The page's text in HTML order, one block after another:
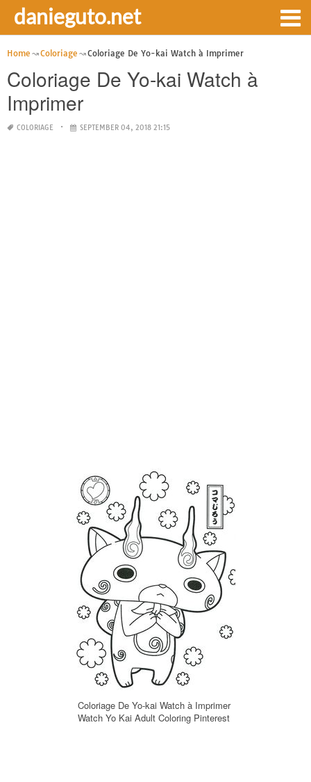
danieguto.net
Home Coloriage Coloriage De Yo-kai Watch à Imprimer
Coloriage De Yo-kai Watch à
Imprimer
COLORIAGE SEPTEMBER 04, 2018 21:15
Coloriage De Yo-kai Watch à Imprimer
Watch Yo Kai Adult Coloring Pinterest